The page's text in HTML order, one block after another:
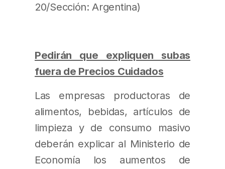
20/Sección: Argentina)
Pedirán que expliquen subas
fuera de Precios Cuidados
Las empresas productoras de
alimentos, bebidas, artículos de
limpieza y de consumo masivo
deberán explicar al Ministerio de
Economía los aumentos de